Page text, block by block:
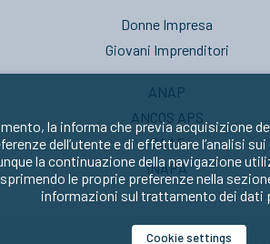
Donne Impresa
Giovani Imprenditori
ANAP
ANCOS APS
CAAF
INAPA
la informa che previa acquisizione
dell’utente e di effettuare
la continuazione della navigazione
le proprie preferenze nella
informazioni sul trattamento dei dati
Cookie settings